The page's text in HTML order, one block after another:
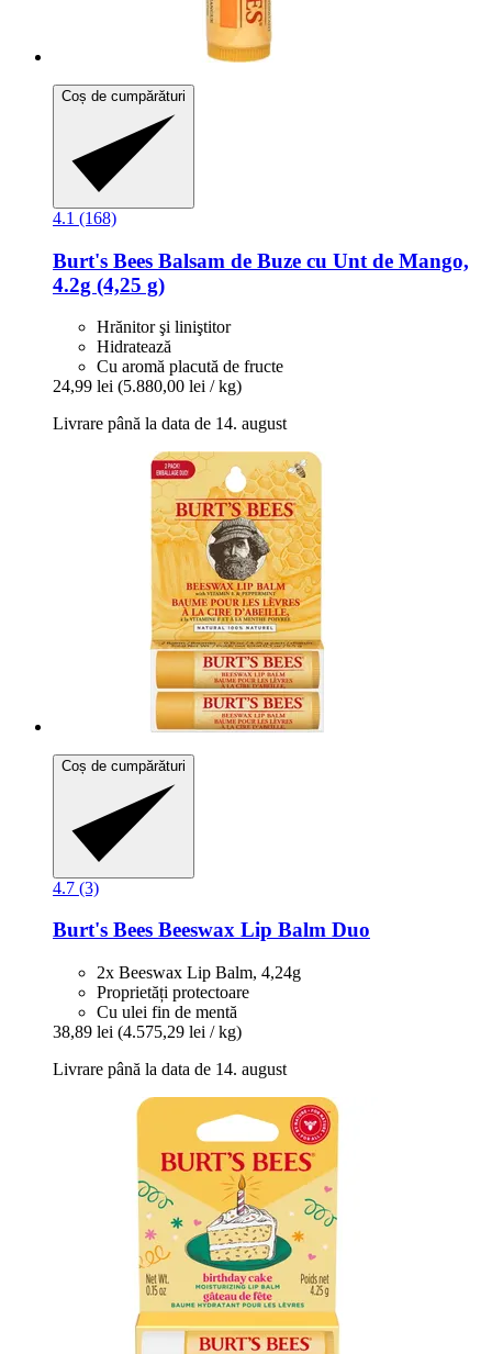
Coș de cumpărături
4.1 (168)
Burt's Bees Balsam de Buze cu Unt de Mango,
4.2g (4,25 g)
Hrănitor şi liniştitor
Hidratează
Cu aromă placută de fructe
24,99 lei (5.880,00 lei / kg)
Livrare până la data de 14. august
Coș de cumpărături
4.7 (3)
Burt's Bees Beeswax Lip Balm Duo
2x Beeswax Lip Balm, 4,24g
Proprietăți protectoare
Cu ulei fin de mentă
38,89 lei (4.575,29 lei / kg)
Livrare până la data de 14. august